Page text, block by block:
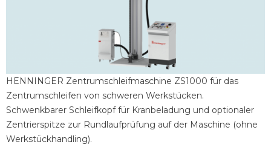
HENNINGER Zentrumschleifmaschine ZS1000 für das
Zentrumschleifen von schweren Werkstücken.
Schwenkbarer Schleifkopf für Kranbeladung und optionaler
Zentrierspitze zur Rundlaufprüfung auf der Maschine (ohne
Werkstückhandling).